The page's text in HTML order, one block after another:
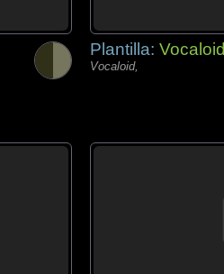
Plantilla: Vocaloid
Vocaloid,